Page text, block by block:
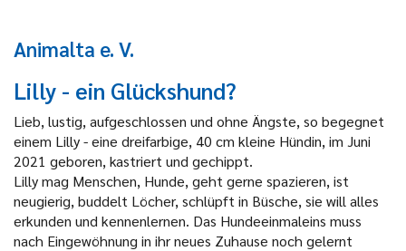
Animalta e. V.
Lilly - ein Glückshund?
Lieb, lustig, aufgeschlossen und ohne Ängste, so begegnet
einem Lilly - eine dreifarbige, 40 cm kleine Hündin, im Juni
2021 geboren, kastriert und gechippt.
Lilly mag Menschen, Hunde, geht gerne spazieren, ist
neugierig, buddelt Löcher, schlüpft in Büsche, sie will alles
erkunden und kennenlernen. Das Hundeeinmaleins muss
nach Eingewöhnung in ihr neues Zuhause noch gelernt